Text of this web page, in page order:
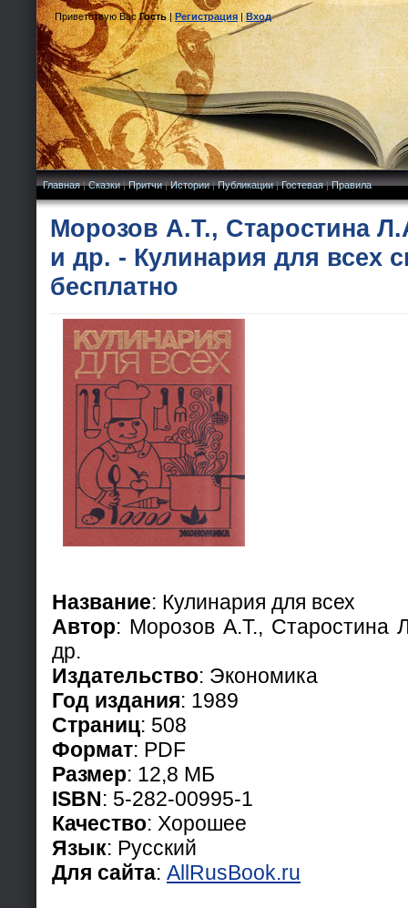
Приветствую Вас Гость|Регистрация|Вход
Главная|Сказки|Притчи|Истории|Публикации|Гостевая|Правила
Морозов А.Т., Старостина
и др. - Кулинария для всех
бесплатно
Название: Кулинария для всех
Автор: Морозов А.Т., Старостина
др.
Издательство: Экономика
Год издания: 1989
Страниц: 508
Формат: PDF
Размер: 12,8 МБ
ISBN: 5-282-00995-1
Качество: Хорошее
Язык: Русский
Для сайта: AllRusBook.ru